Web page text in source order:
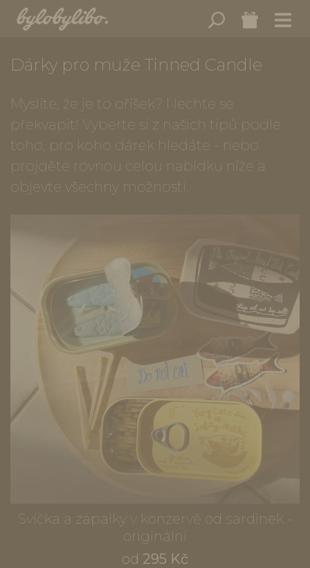
Dárky pro muže Tinned Candle
Myslíte, že je to oříšek? Nechte se
překvapit! Vyberte si z našich tipů podle
toho, pro koho dárek hledáte - nebo
projděte rovnou celou nabídku níže a
objevte všechny možnosti.
Svíčka a zápalky v konzervě od sardinek -
originální
od 295 Kč